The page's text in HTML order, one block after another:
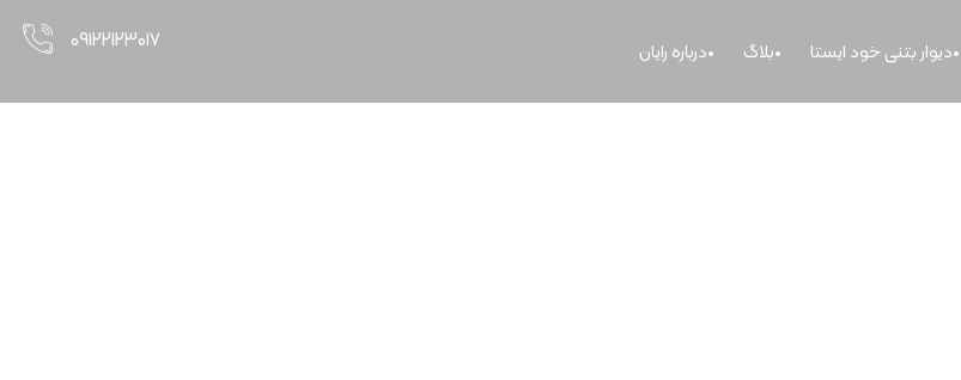
دیوار بتنی خود ایستا بلاگ درباره رایان ۰۹۱۲۲۱۲۳۰۱۷